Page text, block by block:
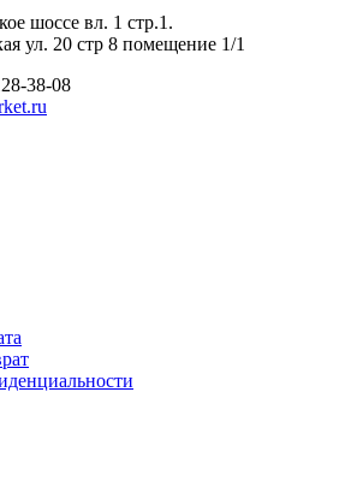
шоссе вл. 1 стр.1.
ул. 20 стр 8 помещение 1/1
38-08